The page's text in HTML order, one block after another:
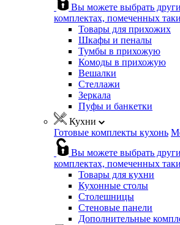
Вы можете выбрать
комплектах, помеченных
Товары для прихожих
Шкафы и пеналы
Тумбы в прихожую
Комоды в прихожую
Вешалки
Стеллажи
Зеркала
Пуфы и банкетки
Кухни
Готовые комплекты кухонь
Вы можете выбрать
комплектах, помеченных
Товары для кухни
Кухонные столы
Столешницы
Стеновые панели
Дополнительные